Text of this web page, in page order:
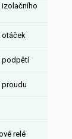
izolačního
otáček
podpětí
proudu
relé